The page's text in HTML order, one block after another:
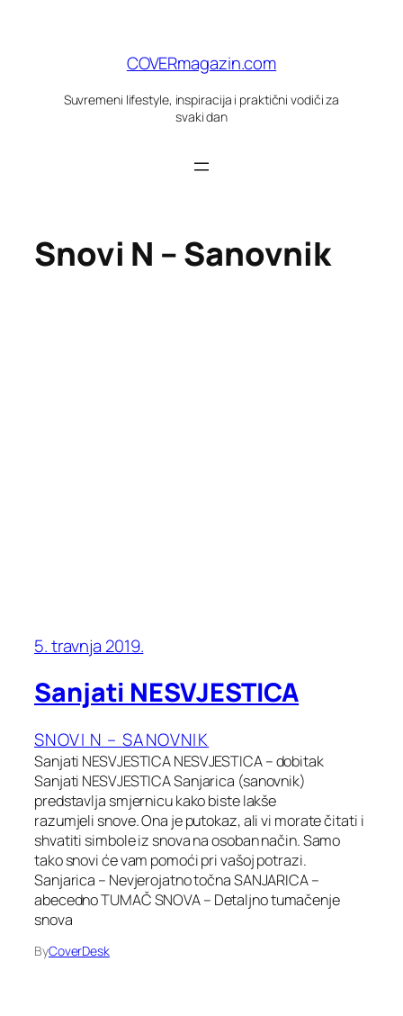
COVERmagazin.com
Suvremeni lifestyle, inspiracija i praktični vodiči za
svaki dan
Snovi N – Sanovnik
5. travnja 2019.
Sanjati NESVJESTICA
SNOVI N – SANOVNIK
Sanjati NESVJESTICA NESVJESTICA – dobitak
Sanjati NESVJESTICA Sanjarica (sanovnik)
predstavlja smjernicu kako biste lakše
razumjeli snove. Ona je putokaz, ali vi morate čitati i
shvatiti simbole iz snova na osoban način. Samo
tako snovi će vam pomoći pri vašoj potrazi.
Sanjarica – Nevjerojatno točna SANJARICA –
abecedno TUMAČ SNOVA – Detaljno tumačenje
snova
ByCoverDesk